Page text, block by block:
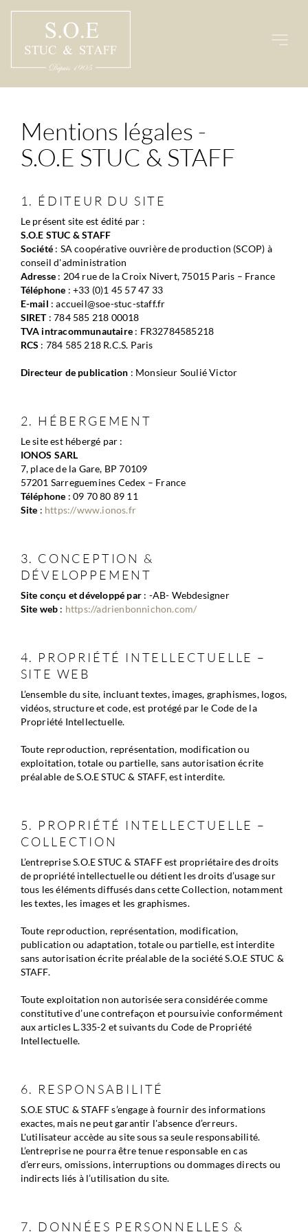
Mentions légales -
S.O.E STUC & STAFF
1. ÉDITEUR DU SITE
Le présent site est édité par :
S.O.E STUC & STAFF
Société : SA coopérative ouvrière de production (SCOP) à
conseil d'administration
Adresse : 204 rue de la Croix Nivert, 75015 Paris – France
Téléphone : +33 (0)1 45 57 47 33
E-mail : accueil@soe-stuc-staff.fr
SIRET : 784 585 218 00018
TVA intracommunautaire : FR32784585218
RCS : 784 585 218 R.C.S. Paris
Directeur de publication : Monsieur Soulié Victor
2. HÉBERGEMENT
Le site est hébergé par :
IONOS SARL
7, place de la Gare, BP 70109
57201 Sarreguemines Cedex – France
Téléphone : 09 70 80 89 11
Site : https://www.ionos.fr
3. CONCEPTION &
DÉVELOPPEMENT
Site conçu et développé par : -AB- Webdesigner
Site web : https://adrienbonnichon.com/
4. PROPRIÉTÉ INTELLECTUELLE –
SITE WEB
L’ensemble du site, incluant textes, images, graphismes, logos,
vidéos, structure et code, est protégé par le Code de la
Propriété Intellectuelle.
Toute reproduction, représentation, modification ou
exploitation, totale ou partielle, sans autorisation écrite
préalable de S.O.E STUC & STAFF, est interdite.
5. PROPRIÉTÉ INTELLECTUELLE –
COLLECTION
L’entreprise S.O.E STUC & STAFF est propriétaire des droits
de propriété intellectuelle ou détient les droits d’usage sur
tous les éléments diffusés dans cette Collection, notamment
les textes, les images et les graphismes.
Toute reproduction, représentation, modification,
publication ou adaptation, totale ou partielle, est interdite
sans autorisation écrite préalable de la société S.O.E STUC &
STAFF.
Toute exploitation non autorisée sera considérée comme
constitutive d’une contrefaçon et poursuivie conformément
aux articles L.335-2 et suivants du Code de Propriété
Intellectuelle.
6. RESPONSABILITÉ
S.O.E STUC & STAFF s’engage à fournir des informations
exactes, mais ne peut garantir l'absence d’erreurs.
L'utilisateur accède au site sous sa seule responsabilité.
L’entreprise ne pourra être tenue responsable en cas
d’erreurs, omissions, interruptions ou dommages directs ou
indirects liés à l’utilisation du site.
7. DONNÉES PERSONNELLES &